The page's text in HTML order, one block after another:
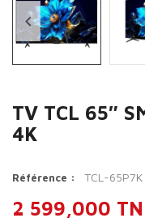

TV TCL 65″
4K
Référence : TCL-65P7K
2 599,000